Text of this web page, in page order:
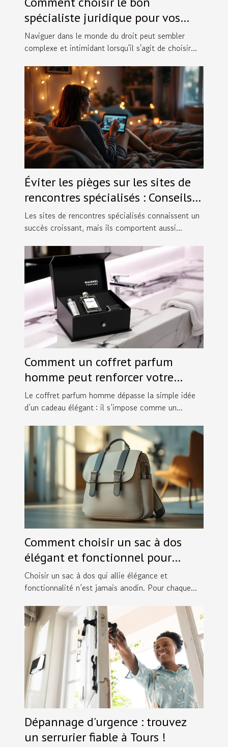
spécialiste juridique pour vos
besoins spécifiques ?
Naviguer dans le monde du droit peut sembler
complexe et intimidant lorsqu'il s'agit de choisir...
Éviter les pièges sur les sites de
rencontres spécialisés : Conseils
pratiques.
Les sites de rencontres spécialisés connaissent un
succès croissant, mais ils comportent aussi...
Comment un coffret parfum
homme peut renforcer votre
image ?
Le coffret parfum homme dépasse la simple idée
d’un cadeau élégant : il s’impose comme un...
Comment choisir un sac à dos
élégant et fonctionnel pour
chaque occasion ?
Choisir un sac à dos qui allie élégance et
fonctionnalité n’est jamais anodin. Pour chaque...
Dépannage d'urgence : trouvez
un serrurier fiable à Tours !